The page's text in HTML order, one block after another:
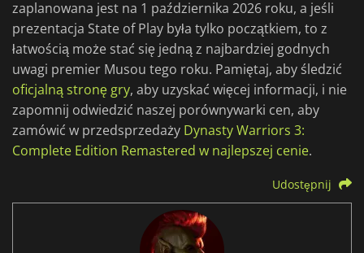
zaplanowana jest na 1 października 2026 roku, a jeśli
prezentacja State of Play była tylko początkiem, to z
łatwością może stać się jedną z najbardziej godnych
uwagi premier Musou tego roku. Pamiętaj, aby śledzić
oficjalną stronę gry, aby uzyskać więcej informacji, i nie
zapomnij odwiedzić naszej porównywarki cen, aby
zamówić w przedsprzedaży Dynasty Warriors 3:
Complete Edition Remastered w najlepszej cenie.
Udostępnij